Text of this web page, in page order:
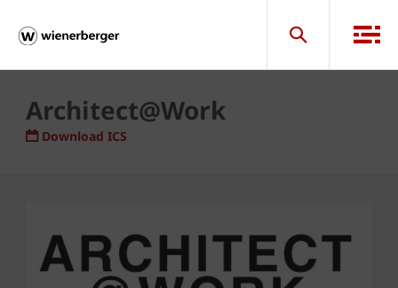
Architect@Work
Download ICS